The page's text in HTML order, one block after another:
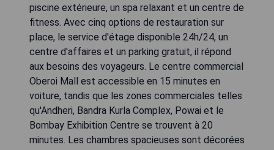
piscine extérieure, un spa relaxant et un centre de
fitness. Avec cinq options de restauration sur
place, le service d'étage disponible 24h/24, un
centre d'affaires et un parking gratuit, il répond
aux besoins des voyageurs. Le centre commercial
Oberoi Mall est accessible en 15 minutes en
voiture, tandis que les zones commerciales telles
qu'Andheri, Bandra Kurla Complex, Powai et le
Bombay Exhibition Centre se trouvent à 20
minutes. Les chambres spacieuses sont décorées